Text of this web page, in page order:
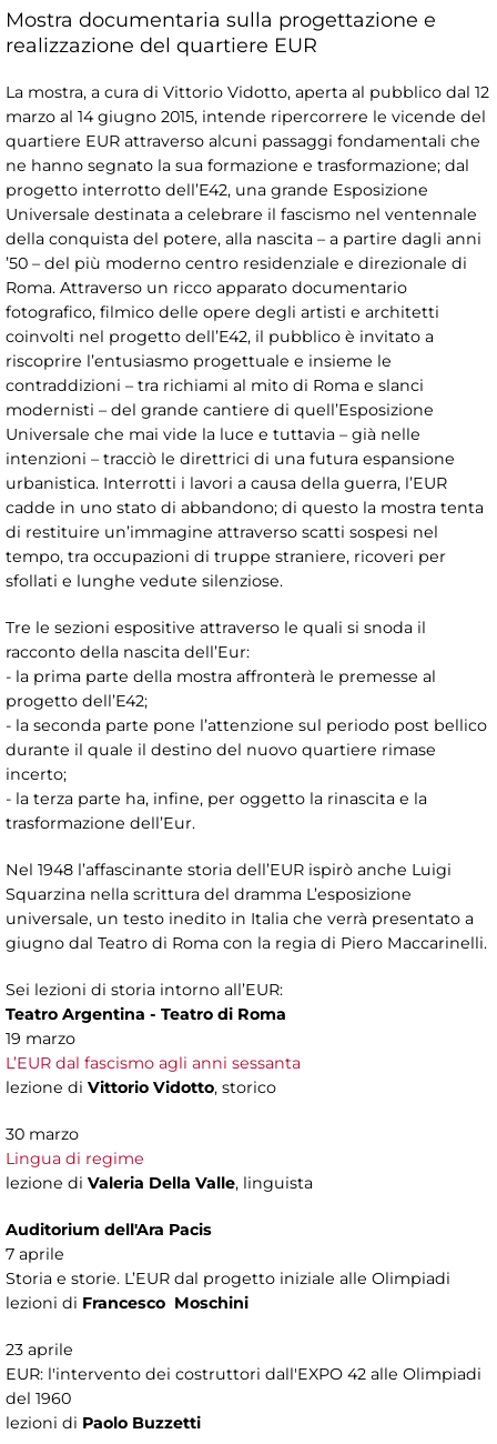
Mostra documentaria sulla progettazione e
realizzazione del quartiere EUR
La mostra, a cura di Vittorio Vidotto, aperta al pubblico dal 12
marzo al 14 giugno 2015, intende ripercorrere le vicende del
quartiere EUR attraverso alcuni passaggi fondamentali che
ne hanno segnato la sua formazione e trasformazione; dal
progetto interrotto dell’E42, una grande Esposizione
Universale destinata a celebrare il fascismo nel ventennale
della conquista del potere, alla nascita – a partire dagli anni
’50 – del più moderno centro residenziale e direzionale di
Roma. Attraverso un ricco apparato documentario
fotografico, filmico delle opere degli artisti e architetti
coinvolti nel progetto dell’E42, il pubblico è invitato a
riscoprire l’entusiasmo progettuale e insieme le
contraddizioni – tra richiami al mito di Roma e slanci
modernisti – del grande cantiere di quell’Esposizione
Universale che mai vide la luce e tuttavia – già nelle
intenzioni – tracciò le direttrici di una futura espansione
urbanistica. Interrotti i lavori a causa della guerra, l’EUR
cadde in uno stato di abbandono; di questo la mostra tenta
di restituire un’immagine attraverso scatti sospesi nel
tempo, tra occupazioni di truppe straniere, ricoveri per
sfollati e lunghe vedute silenziose.
Tre le sezioni espositive attraverso le quali si snoda il
racconto della nascita dell’Eur:
- la prima parte della mostra affronterà le premesse al
progetto dell’E42;
- la seconda parte pone l’attenzione sul periodo post bellico
durante il quale il destino del nuovo quartiere rimase
incerto;
- la terza parte ha, infine, per oggetto la rinascita e la
trasformazione dell’Eur.
Nel 1948 l’affascinante storia dell’EUR ispirò anche Luigi
Squarzina nella scrittura del dramma L’esposizione
universale, un testo inedito in Italia che verrà presentato a
giugno dal Teatro di Roma con la regia di Piero Maccarinelli.
Sei lezioni di storia intorno all’EUR:
Teatro Argentina - Teatro di Roma
19 marzo
L’EUR dal fascismo agli anni sessanta
lezione di Vittorio Vidotto, storico
30 marzo
Lingua di regime
lezione di Valeria Della Valle, linguista
Auditorium dell'Ara Pacis
7 aprile
Storia e storie. L’EUR dal progetto iniziale alle Olimpiadi
lezioni di Francesco Moschini
23 aprile
EUR: l'intervento dei costruttori dall'EXPO 42 alle Olimpiadi
del 1960
lezioni di Paolo Buzzetti